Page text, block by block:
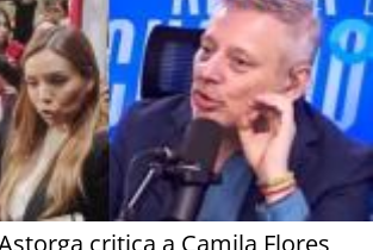
critica a Camila Flores